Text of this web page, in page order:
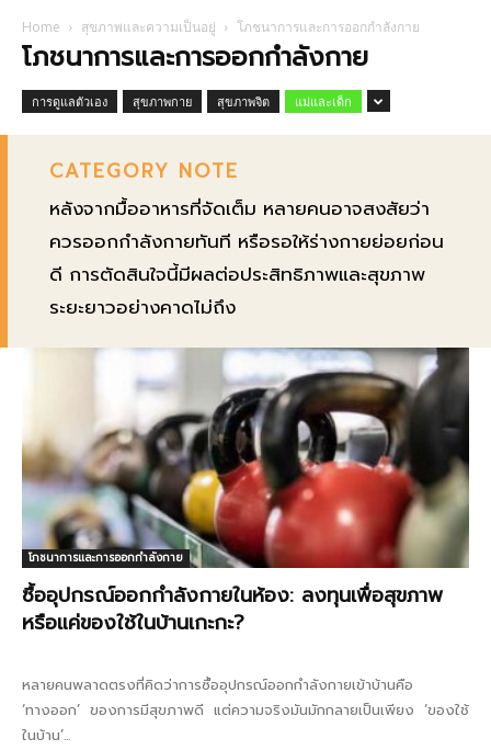
Home สุขภาพและความเป็นอยู่ โภชนาการและการออกกำลังกาย
โภชนาการและการออกกำลังกาย
การดูแลตัวเอง สุขภาพกาย สุขภาพจิต แม่และเด็ก
CATEGORY NOTE
หลังจากมื้ออาหารที่จัดเต็ม หลายคนอาจสงสัยว่า
ควรออกกำลังกายทันที หรือรอให้ร่างกายย่อยก่อน
ดี การตัดสินใจนี้มีผลต่อประสิทธิภาพและสุขภาพ
ระยะยาวอย่างคาดไม่ถึง
โภชนาการและการออกกำลังกาย
ซื้ออุปกรณ์ออกกำลังกายในห้อง: ลงทุนเพื่อสุขภาพ
หรือแค่ของใช้ในบ้านเกะกะ?
หลายคนพลาดตรงที่คิดว่าการซื้ออุปกรณ์ออกกำลังกายเข้าบ้านคือ
‘ทางออก’ ของการมีสุขภาพดี แต่ความจริงมันมักกลายเป็นเพียง ‘ของใช้
ในบ้าน’...